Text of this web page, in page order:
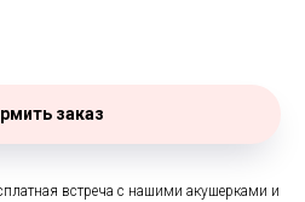
заказ
встреча с нашими акушерками и